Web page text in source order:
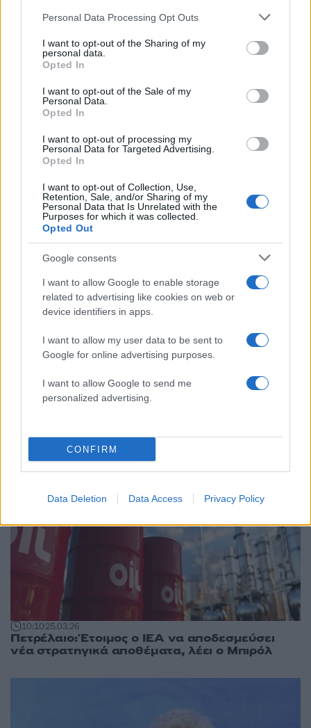
Please note that this website/app uses one or more Google
not limited to your visit or usage behaviour. You may click to
grant or deny consent to Google and its third-party tags to
use your data for below specified purposes in below Google
consent section.
Personal Data Processing Opt Outs
I want to opt-out of the Sharing of my
personal data.
Opted In
I want to opt-out of the Sale of my
Personal Data.
Opted In
I want to opt-out of processing my
Personal Data for Targeted Advertising.
Opted In
I want to opt-out of Collection, Use,
Retention, Sale, and/or Sharing of my
Personal Data that Is Unrelated with the
Purposes for which it was collected.
Opted Out
Google consents
I want to allow Google to enable storage
related to advertising like cookies on web or
device identifiers in apps.
I want to allow my user data to be sent to
Google for online advertising purposes.
I want to allow Google to send me
personalized advertising.
CONFIRM
Data Deletion Data Access Privacy Policy
07.04.26
ΙΕΑ: Νέα προειδοποίηση ότι η τρέχουσα κρίση
πετρελαίου και φυσικού αερίου είναι χειρότερη
θα είναι διπλάσιες από αυτές του Μαρτίου – Η
τρέχουσα κρίση είναι μεγαλύτερη από αυτές
του 1973 και του 1979
10:1025.03.26
Πετρέλαιο: Έτοιμος ο ΙΕΑ να αποδεσμεύσει
νέα στρατηγικά αποθέματα, λέει ο Μπιρόλ